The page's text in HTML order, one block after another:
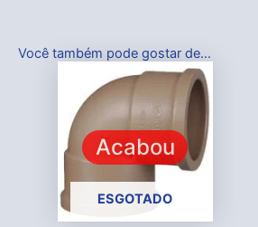
Você também pode gostar de…
Acabou
ESGOTADO